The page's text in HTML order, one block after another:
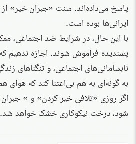
پاسخ می‌داده‌اند. سنت «جبران خیر»
ایرانی‌ها بوده است.
با این حال، در شرایط ضد اجتماعی،
پسندیده فراموش شوند. اجازه ندهیم
نابسامانی‌های اجتماعی، و تنگناهای
به گونه‌ای به هم بی‌اعتنا کند که هوای
اگر روزی «تلافی خیر کردن» و » جبران
شود، درخت نیکوکاری خشک خواهد شد.